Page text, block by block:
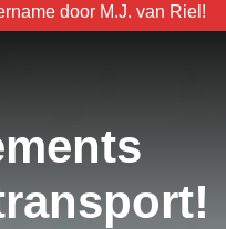
door M.J. van Riel!